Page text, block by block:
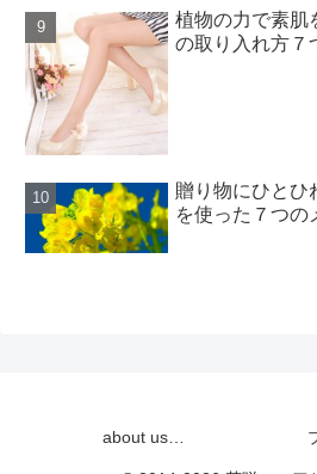
植物の力で素肌
の取り入れ方７
贈り物にひとひ
を使った７つの
about us…